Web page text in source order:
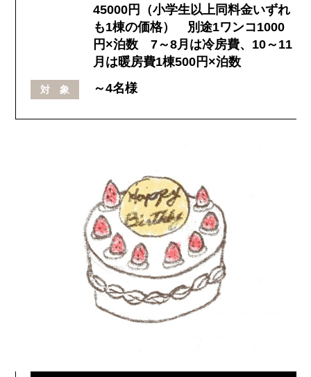
45000円（小学生以上同料金いずれ
も1棟の価格） 別途1ワンコ1000
円×泊数 7～8月は冷房費、10～11
月は暖房費1棟500円×泊数
対 象 ～4名様